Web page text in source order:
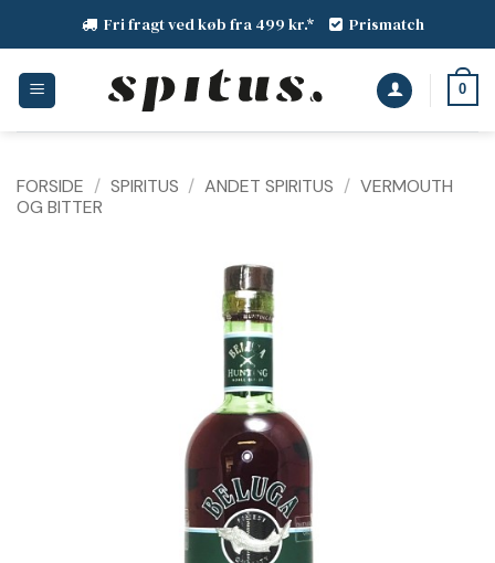
indhold
Fri fragt ved køb fra 499 kr.* Prismatch
0
FORSIDE / SPIRITUS / ANDET SPIRITUS / VERMOUTH
OG BITTER